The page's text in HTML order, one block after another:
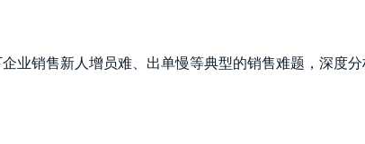
业销售新人增员难、出单慢等典型的销售难题，深度